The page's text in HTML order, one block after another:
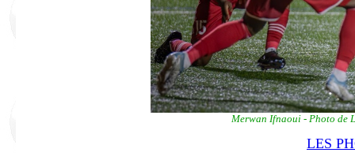
Merwan Ifnaoui - Photo de
LES